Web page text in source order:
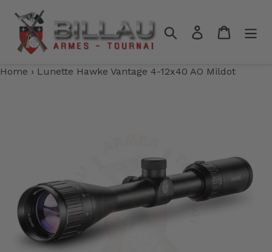
contenu
RechercherSe connecter
Panier
Home › Lunette Hawke Vantage 4-12x40 AO Mildot